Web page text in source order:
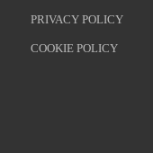
PRIVACY POLICY
COOKIE POLICY